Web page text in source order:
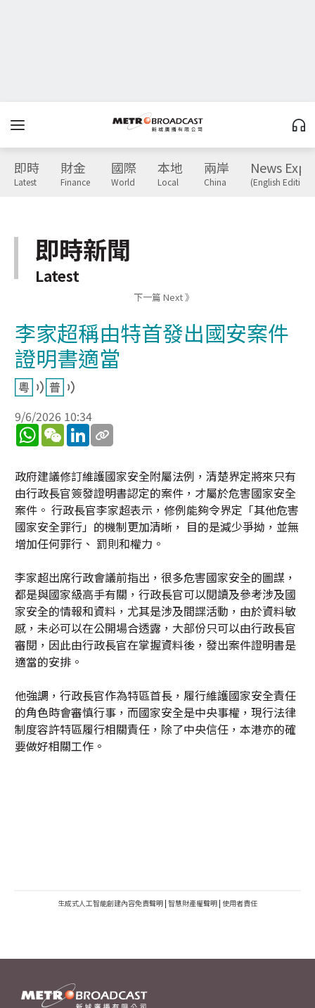
即時
Latest
財金
Finance
國際
World
本地
Local
兩岸
China
News
(English Edition)
即時新聞
Latest
下一篇 Next 》
李家超稱由特首發出國安案件
證明書適當
9/6/2026 10:34
WhatsApp
WeChatLinkedIn
政府建議修訂維護國家安全附屬法例，清楚界定將來只有
由行政長官簽發證明書認定的案件，才屬於危害國家安全
案件。 行政長官李家超表示，修例能夠令界定「其他危害
國家安全罪行」的機制更加清晰， 目的是減少爭拗，並無
增加任何罪行、 罰則和權力。
李家超出席行政會議前指出，很多危害國家安全的圖謀，
都是與國家級高手有關，行政長官可以閱讀及參考涉及國
家安全的情報和資料，尤其是涉及間諜活動，由於資料敏
感，未必可以在公開場合透露，大部份只可以由行政長官
審閱，因此由行政長官在掌握資料後，發出案件證明書是
適當的安排。
他強調，行政長官作為特區首長，履行維護國家安全責任
的角色時會審慎行事，而國家安全是中央事權，現行法律
制度容許特區履行相關責任，除了中央信任，本港亦的確
要做好相關工作。
生成式人工智能創建內容免責聲明 | 智慧財產權聲明 | 使用者責任